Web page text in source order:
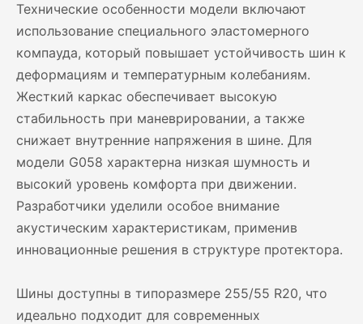
Технические особенности модели включают
использование специального эластомерного
компаудa, который повышает устойчивость шин к
деформациям и температурным колебаниям.
Жесткий каркас обеспечивает высокую
стабильность при маневрировании, а также
снижает внутренние напряжения в шине. Для
модели G058 характерна низкая шумность и
высокий уровень комфорта при движении.
Разработчики уделили особое внимание
акустическим характеристикам, применив
инновационные решения в структуре протектора.
Шины доступны в типоразмере 255/55 R20, что
идеально подходит для современных